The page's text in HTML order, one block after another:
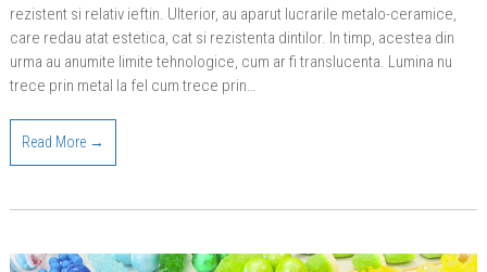
rezistent si relativ ieftin. Ulterior, au aparut lucrarile metalo-ceramice,
care redau atat estetica, cat si rezistenta dintilor. In timp, acestea din
urma au anumite limite tehnologice, cum ar fi translucenta. Lumina nu
trece prin metal la fel cum trece prin…
Read More →